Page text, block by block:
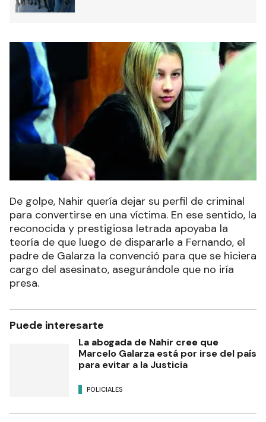
De golpe, Nahir quería dejar su perfil de criminal
para convertirse en una víctima. En ese sentido, la
reconocida y prestigiosa letrada apoyaba la
teoría de que luego de dispararle a Fernando, el
padre de Galarza la convenció para que se hiciera
cargo del asesinato, asegurándole que no iría
presa.
Puede interesarte
La abogada de Nahir cree que
Marcelo Galarza está por irse del país
para evitar a la Justicia
POLICIALES